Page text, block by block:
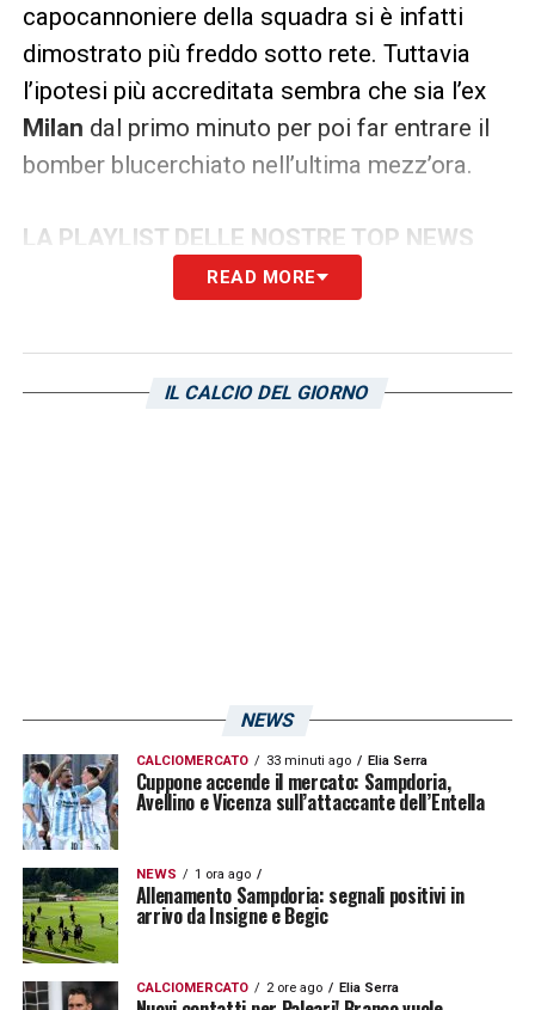
capocannoniere della squadra si è infatti
dimostrato più freddo sotto rete. Tuttavia
l’ipotesi più accreditata sembra che sia l’ex
Milan dal primo minuto per poi far entrare il
bomber blucerchiato nell’ultima mezz’ora.
LA PLAYLIST DELLE NOSTRE TOP NEWS
READ MORE
IL CALCIO DEL GIORNO
NEWS
CALCIOMERCATO 33 minuti ago Elia Serra
Cuppone accende il mercato: Sampdoria,
Avellino e Vicenza sull’attaccante dell’Entella
NEWS 1 ora ago
Allenamento Sampdoria: segnali positivi in
arrivo da Insigne e Begic
CALCIOMERCATO 2 ore ago Elia Serra